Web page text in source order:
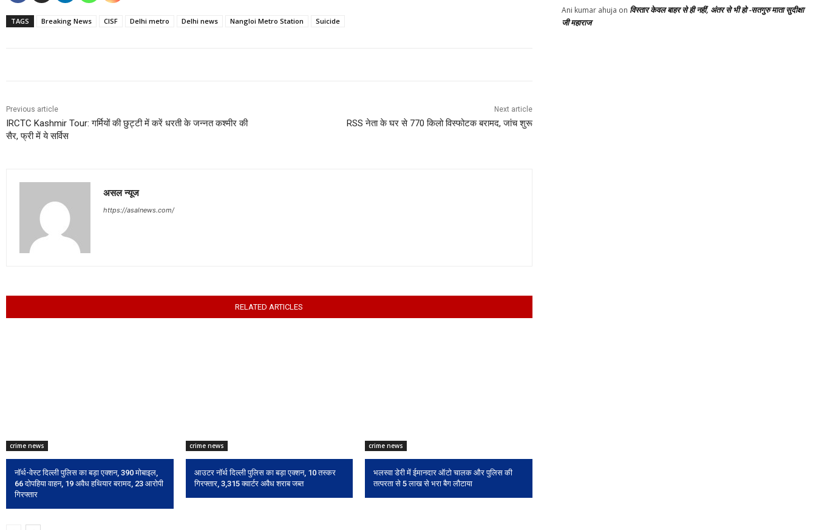
TAGS Breaking News CISF Delhi metro Delhi news Nangloi Metro Station Suicide
Previous article
IRCTC Kashmir Tour: गर्मियों की छुट्टी में करें धरती के जन्नत कश्मीर की
सैर, फ्री में ये सर्विस
Next article
RSS नेता के घर से 770 किलो विस्फोटक बरामद, जांच शुरू
असल न्यूज
https://asalnews.com/
RELATED ARTICLES
crime news
नॉर्थ-वेस्ट दिल्ली पुलिस का बड़ा एक्शन, 390 मोबाइल,
66 दोपहिया वाहन, 19 अवैध हथियार बरामद, 23 आरोपी
गिरफ्तार
crime news
आउटर नॉर्थ दिल्ली पुलिस का बड़ा एक्शन, 10 तस्कर
गिरफ्तार, 3,315 क्वार्टर अवैध शराब जब्त
crime news
भलस्वा डेरी में ईमानदार ऑटो चालक और पुलिस की
तत्परता से 5 लाख से भरा बैग लौटाया
Ani kumar ahuja on विस्तार केवल बाहर से ही नहीं, अंतर से भी हो -सतगुरु माता सुदीक्षा
जी महाराज